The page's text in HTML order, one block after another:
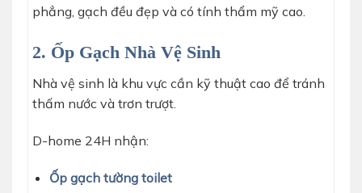
phẳng, gạch đều đẹp và có tính thẩm mỹ cao.
2. Ốp Gạch Nhà Vệ Sinh
Nhà vệ sinh là khu vực cần kỹ thuật cao để tránh
thấm nước và trơn trượt.
D-home 24H nhận:
Ốp gạch tường toilet